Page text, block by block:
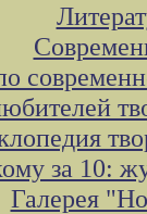
за 10:
Галерея